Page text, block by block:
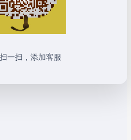
一扫，添加客服